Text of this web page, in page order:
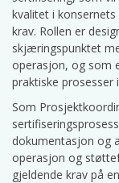
kvalitet i
krav. Rollen er
skjæringspunktet
operasjon, og som
praktiske prosesser
Som
dokumentasjon og
operasjon og
gjeldende krav på